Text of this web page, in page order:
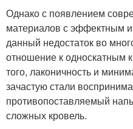
Однако с появлением
материалов с эффектным
данный недостаток во
отношение к односкатным
того, лаконичность и
зачастую стали
противопоставляемый
сложных кровель.